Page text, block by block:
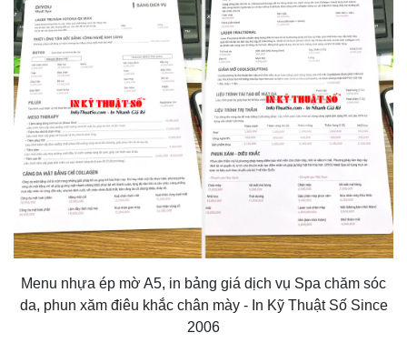
Menu nhựa ép mờ A5, in bảng giá dịch vụ Spa chăm sóc
da, phun xăm điêu khắc chân mày - In Kỹ Thuật Số Since
2006